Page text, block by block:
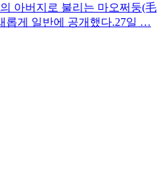
아버지로 불리는 마오쩌둥(毛
롭게 일반에 공개했다.27일 …